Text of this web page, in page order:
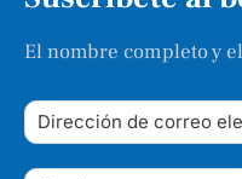
El nombre completo y